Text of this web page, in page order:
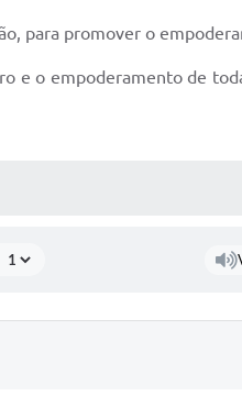
para promover o
e o empoderamento de